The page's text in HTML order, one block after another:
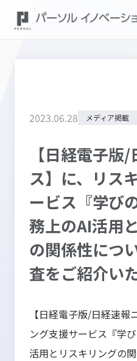
2023.06.28 メディア掲載
【日経電子版
ス】に、リス
ービス『学び
務上のAI活用
の関係性につ
査をご紹介い
【日経電子版/日経速報
ング支援サービス『学
活用とリスキリングの